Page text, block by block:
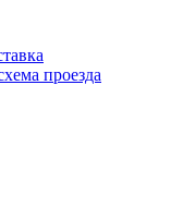
проезда